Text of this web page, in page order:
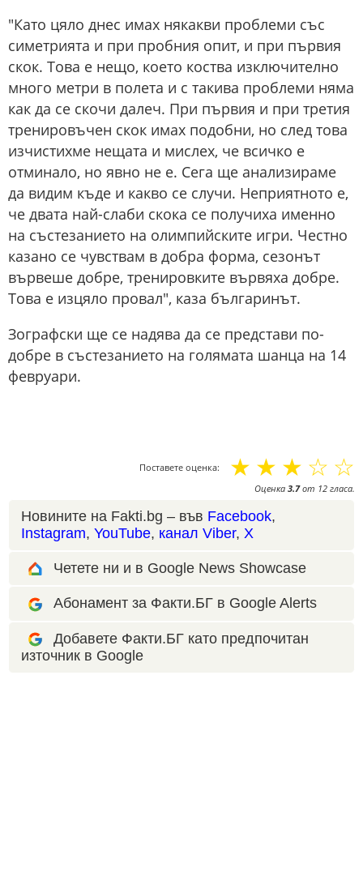
"Като цяло днес имах някакви проблеми със
симетрията и при пробния опит, и при първия
скок. Това е нещо, което коства изключително
много метри в полета и с такива проблеми няма
как да се скочи далеч. При първия и при третия
тренировъчен скок имах подобни, но след това
изчистихме нещата и мислех, че всичко е
отминало, но явно не е. Сега ще анализираме
да видим къде и какво се случи. Неприятното е,
че двата най-слаби скока се получиха именно
на състезанието на олимпийските игри. Честно
казано се чувствам в добра форма, сезонът
вървеше добре, тренировките вървяха добре.
Това е изцяло провал", каза българинът.
Зографски ще се надява да се представи по-
добре в състезанието на голямата шанца на 14
февруари.
Поставете оценка: ☆
☆
☆
☆
☆
Оценка 3.7от 12 гласа.
Новините на Fakti.bg – във Facebook,
Instagram, YouTube, канал Viber, X
Четете ни и в Google News Showcase
Абонамент за Факти.БГ в Google Alerts
Добавете Факти.БГ като предпочитан
източник в Google